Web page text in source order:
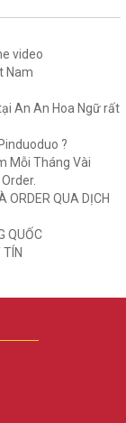
video
Nam
An An Hoa Ngữ rất
?
Mỗi Tháng Vài
ORDER QUA DỊCH
QUỐC
TÍN